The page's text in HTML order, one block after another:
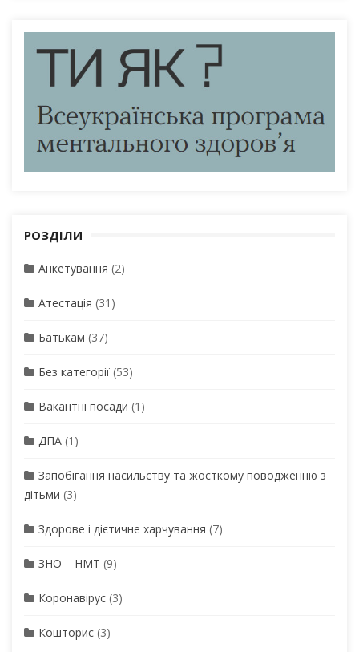
РОЗДІЛИ
Анкетування (2)
Атестація (31)
Батькам (37)
Без категорії (53)
Вакантні посади (1)
ДПА (1)
Запобігання насильству та жосткому поводженню з
дітьми (3)
Здорове і дієтичне харчування (7)
ЗНО – НМТ (9)
Коронавірус (3)
Кошторис (3)